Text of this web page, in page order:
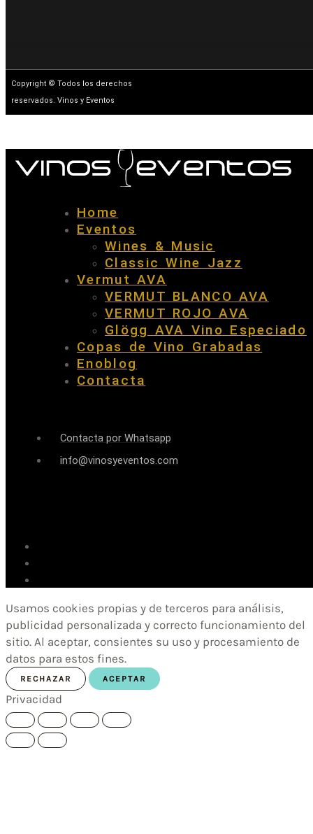
Copyright © Todos los derechos
reservados. Vinos y Eventos
Home
Eventos
Wines & Music
Classic Wine Jazz
Vermut AVA
VERMUT BLANCO AVA
VERMUT ROJO AVA
Glögg AVA Vino Especiado
Copas de Vino Grabadas
Enoblog
Contacta
Contacta por Whatsapp
info@vinosyeventos.com
Usamos cookies propias y de terceros para análisis,
publicidad personalizada y correcto funcionamiento del
sitio. Al aceptar, consientes su uso y procesamiento de
datos para estos fines.
RECHAZAR ACEPTAR
Privacidad